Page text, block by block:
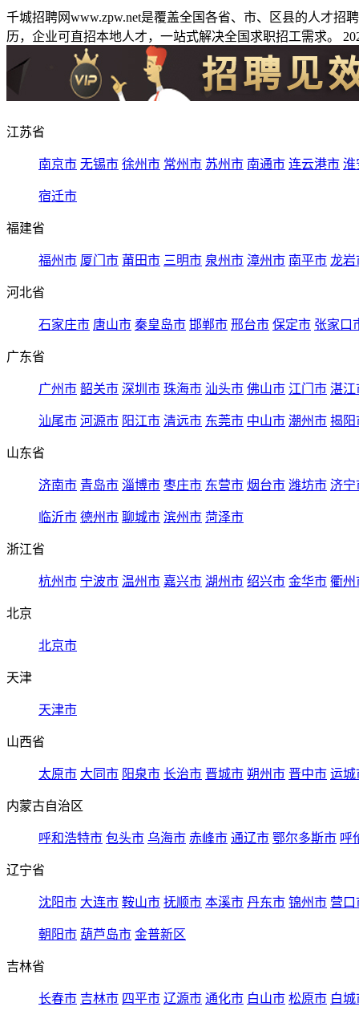
千城招聘网www.zpw.net是覆盖全国各省、市、区县的人才
历，企业可直招本地人才，一站式解决全国求职招工需求。
江苏省
南京市 无锡市 徐州市 常州市 苏州市 南通市 连云港市 淮
宿迁市
福建省
福州市 厦门市 莆田市 三明市 泉州市 漳州市 南平市 龙岩
河北省
石家庄市 唐山市 秦皇岛市 邯郸市 邢台市 保定市 张家口
广东省
广州市 韶关市 深圳市 珠海市 汕头市 佛山市 江门市 湛江
汕尾市 河源市 阳江市 清远市 东莞市 中山市 潮州市 揭阳
山东省
济南市 青岛市 淄博市 枣庄市 东营市 烟台市 潍坊市 济宁
临沂市 德州市 聊城市 滨州市 菏泽市
浙江省
杭州市 宁波市 温州市 嘉兴市 湖州市 绍兴市 金华市 衢州
北京
北京市
天津
天津市
山西省
太原市 大同市 阳泉市 长治市 晋城市 朔州市 晋中市 运城
内蒙古自治区
呼和浩特市 包头市 乌海市 赤峰市 通辽市 鄂尔多斯市 呼
辽宁省
沈阳市 大连市 鞍山市 抚顺市 本溪市 丹东市 锦州市 营口
朝阳市 葫芦岛市 金普新区
吉林省
长春市 吉林市 四平市 辽源市 通化市 白山市 松原市 白城